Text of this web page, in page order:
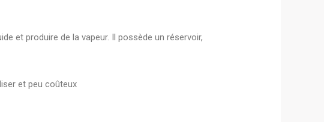
et produire de la vapeur. Il possède un réservoir,
et peu coûteux